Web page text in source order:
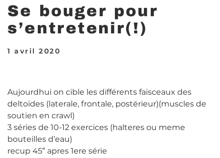
Se bouger pour
s’entretenir(!)
1 avril 2020
Aujourdhui on cible les différents faisceaux des
deltoides (laterale, frontale, postérieur)(muscles de
soutien en crawl)
3 séries de 10-12 exercices (halteres ou meme
bouteilles d’eau)
recup 45″ apres 1ere série